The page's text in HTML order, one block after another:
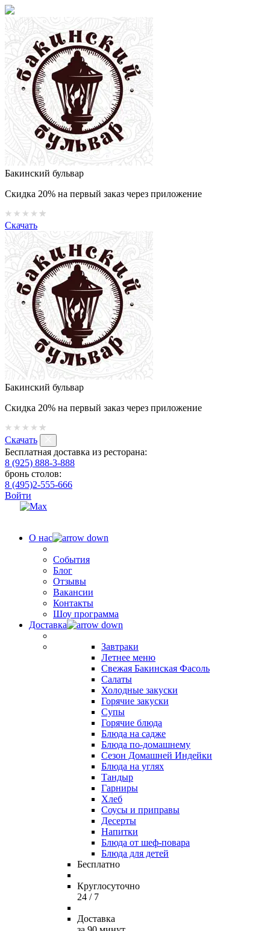
Бакинский бульвар
Скидка 20% на первый заказ через приложение
Скачать
Бакинский бульвар
Скидка 20% на первый заказ через приложение
Скачать
Бесплатная доставка из ресторана:
8 (925) 888-3-888
бронь столов:
8 (495)2-555-666
Войти
О нас
События
Блог
Отзывы
Вакансии
Контакты
Шоу программа
Доставка
Завтраки
Летнее меню
Свежая Бакинская Фасоль
Салаты
Холодные закуски
Горячие закуски
Супы
Горячие блюда
Блюда на садже
Блюда по-домашнему
Сезон Домашней Индейки
Блюда на углях
Тандыр
Гарниры
Хлеб
Соусы и приправы
Десерты
Напитки
Блюда от шеф-повара
Блюда для детей
Бесплатно
Круглосуточно
24 / 7
Доставка